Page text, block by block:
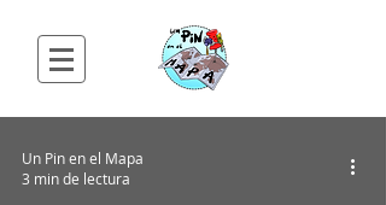
Un Pin en el Mapa
3 min de lectura